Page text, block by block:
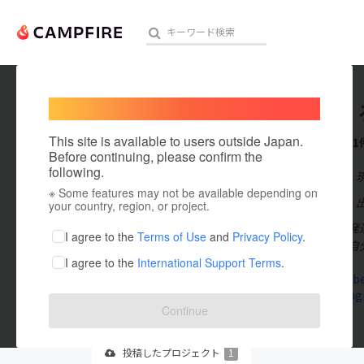
人気のプロジェクト 注目の
アート・写真
テクノロジー・ガジェット
映像・映画
ビジネス・起業
まちづくり・地域活性化
This site is available to users outside Japan.
Before continuing, please confirm the
following.
※ Some features may not be available depending on
your country, region, or project.
I agree to the Terms of Use and Privacy Policy.
I agree to the International Support Terms.
Continue
（福）
これまでに1
出身国：日本
法人理念は「
と「ならない
投稿したプロジェクト 1